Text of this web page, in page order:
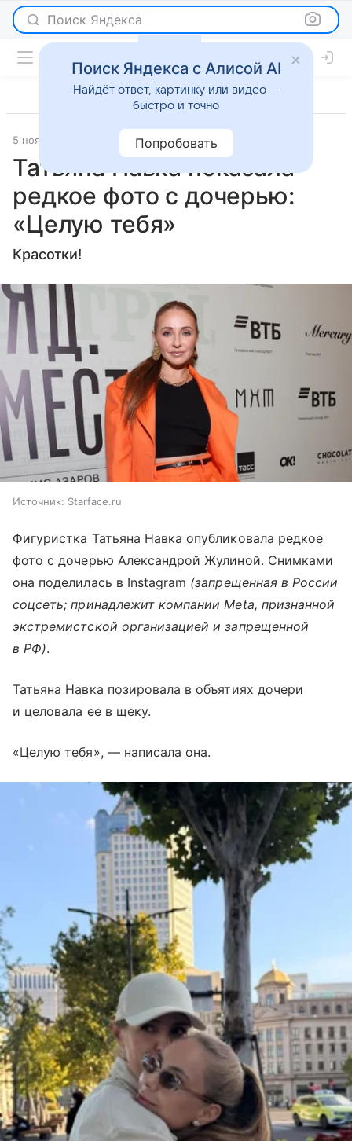
Поиск Яндекса
5 ноября 2025 Газета.Ру Светская жизнь
Татьяна Навка показала
редкое фото с дочерью:
«Целую тебя»
Красотки!
Источник: Starface.ru
Фигуристка Татьяна Навка опубликовала редкое
фото с дочерью Александрой Жулиной. Снимками
она поделилась в Instagram (запрещенная в России
соцсеть; принадлежит компании Meta, признанной
экстремистской организацией и запрещенной
в РФ).
Татьяна Навка позировала в объятиях дочери
и целовала ее в щеку.
«Целую тебя», — написала она.
Поиск Яндекса с Алисой AI
Найдёт ответ, картинку или видео —
быстро и точно
Попробовать